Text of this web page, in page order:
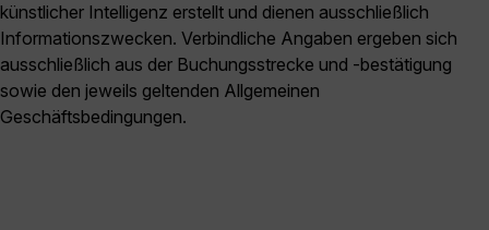
künstlicher Intelligenz erstellt und dienen ausschließlich
Informationszwecken. Verbindliche Angaben ergeben sich
ausschließlich aus der Buchungsstrecke und -bestätigung
sowie den jeweils geltenden Allgemeinen
Geschäftsbedingungen.